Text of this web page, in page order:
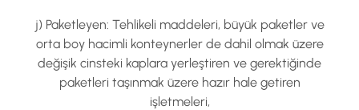
j) Paketleyen: Tehlikeli maddeleri, büyük paketler ve
orta boy hacimli konteynerler de dahil olmak üzere
değişik cinsteki kaplara yerleştiren ve gerektiğinde
paketleri taşınmak üzere hazır hale getiren
işletmeleri,